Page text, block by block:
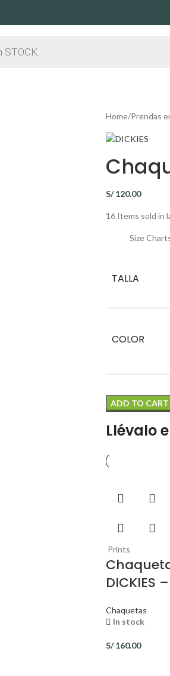
Home Prendas
S/120.00
16 Items sold in
Size
TALLA
COLOR
ADD TO CART
Llévalo
Prints
DICKIES
Chaquetas
In stock
S/160.00